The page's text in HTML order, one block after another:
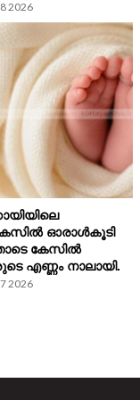
2026
ഓരാൾകൂടി
കേസിൽ
എണ്ണം നാലായി.
2026